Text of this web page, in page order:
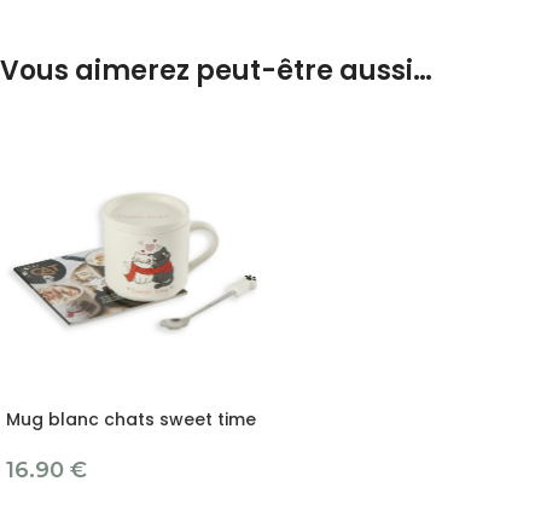
Vous aimerez peut-être aussi…
Mug blanc chats sweet time
16.90 €